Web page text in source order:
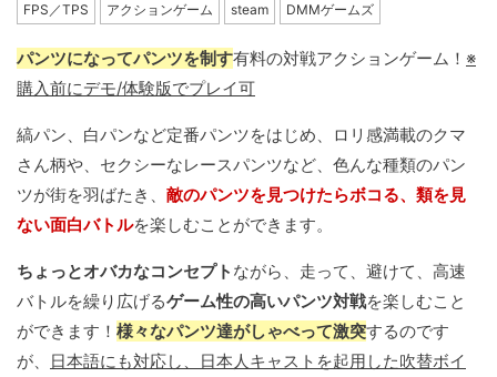
FPS／TPS アクションゲーム steam DMMゲームズ
パンツになってパンツを制す有料の対戦アクションゲーム！ ※
購入前にデモ/体験版でプレイ可
縞パン、白パンなど定番パンツをはじめ、ロリ感満載のクマ
さん柄や、セクシーなレースパンツなど、色んな種類のパン
ツが街を羽ばたき、 敵のパンツを見つけたらボコる、類を見
ない面白バトルを楽しむことができます。
ちょっとオバカなコンセプト ながら、走って、避けて、高速
バトルを繰り広げるゲーム性の高いパンツ対戦を楽しむこと
ができます！ 様々なパンツ達がしゃべって激突するのです
が、
日本語にも対応し、日本人キャストを起用した吹替ボイ